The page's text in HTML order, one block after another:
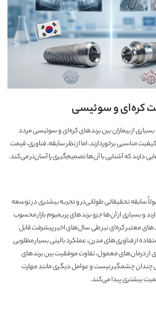
کره‌ای و سوئیسی
از بیماران بین برندهای کره‌ای و سوئیسی مردد
مناسبی برخوردارند، اما از نظر سابقه، فناوری، قیمت
دارند که آشنایی با آن‌ها تصمیم‌گیری را آسان‌تر می‌کند.
سابقه تحقیقاتی طولانی‌تر و تجربه بیشتری در توسعه
و بسیاری از آن‌ها جزو برندهای پریمیوم بازار محسوب
معتبر کره‌ای نیز طی سال‌های اخیر پیشرفت قابل
از فناوری‌های مدرن، عملکرد بالینی بسیار مطلوبی
از درمان‌های معمول، تفاوت موفقیت بین برندهای
چندان چشمگیر نیست و عوامل دیگری مانند مهارت
بیشتری پیدا می‌کند.